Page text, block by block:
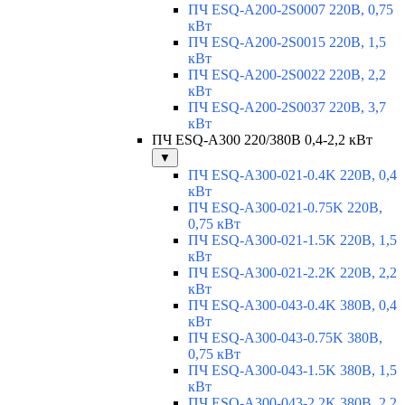
ПЧ ESQ-A200-2S0007 220В, 0,75
кВт
ПЧ ESQ-A200-2S0015 220В, 1,5
кВт
ПЧ ESQ-A200-2S0022 220В, 2,2
кВт
ПЧ ESQ-A200-2S0037 220В, 3,7
кВт
ПЧ ESQ-A300 220/380В 0,4-2,2 кВт
▼
ПЧ ESQ-A300-021-0.4K 220В, 0,4
кВт
ПЧ ESQ-A300-021-0.75K 220В,
0,75 кВт
ПЧ ESQ-A300-021-1.5K 220В, 1,5
кВт
ПЧ ESQ-A300-021-2.2K 220В, 2,2
кВт
ПЧ ESQ-A300-043-0.4K 380В, 0,4
кВт
ПЧ ESQ-A300-043-0.75K 380В,
0,75 кВт
ПЧ ESQ-A300-043-1.5K 380В, 1,5
кВт